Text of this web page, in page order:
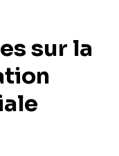
sur la